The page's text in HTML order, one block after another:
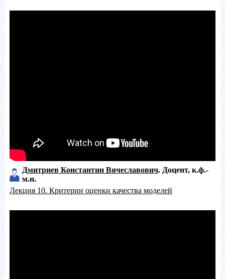
Дмитриев Константин Вячеславович Доцент к.ф.-
м.н.
Лекция 10. Критерии оценки качества моделей